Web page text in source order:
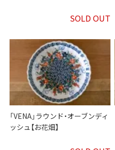
SOLD OUT
「VENA」ラウンド・オーブンディ
ッシュ【お花畑】